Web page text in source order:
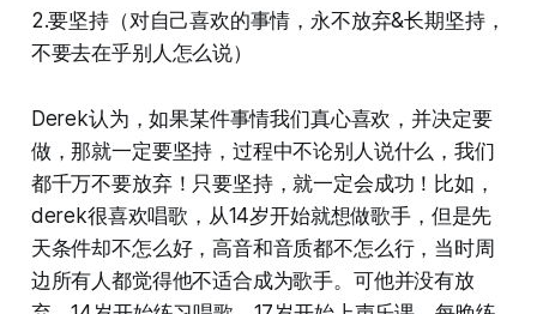
2.要坚持（对自己喜欢的事情，永不放弃&长期坚持，
不要去在乎别人怎么说）
Derek认为，如果某件事情我们真心喜欢，并决定要
做，那就一定要坚持，过程中不论别人说什么，我们
都千万不要放弃！只要坚持，就一定会成功！比如，
derek很喜欢唱歌，从14岁开始就想做歌手，但是先
天条件却不怎么好，高音和音质都不怎么行，当时周
边所有人都觉得他不适合成为歌手。可他并没有放